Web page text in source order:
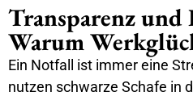
Transparenz und
Warum
Ein Notfall ist immer eine
nutzen schwarze Schafe in